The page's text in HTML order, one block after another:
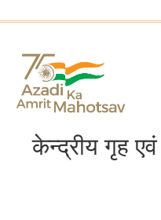
केन्द्रीय गृह एवं